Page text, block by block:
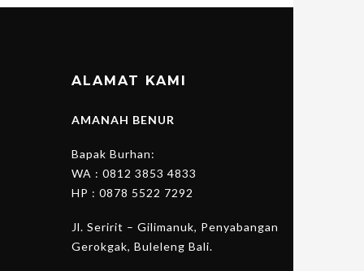
ALAMAT KAMI
AMANAH BENUR
Bapak Burhan:
WA : 0812 3853 4833
HP : 0878 5522 7292
Jl. Seririt – Gilimanuk, Penyabangan
Gerokgak, Buleleng Bali.